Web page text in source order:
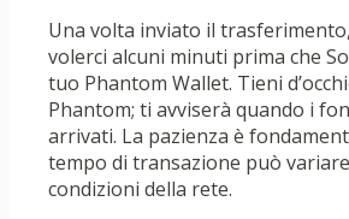
Una volta inviato il
volerci alcuni minuti prima che
tuo Phantom Wallet. Tieni
Phantom; ti avviserà quando i
arrivati. La pazienza è
tempo di transazione può
condizioni della rete.